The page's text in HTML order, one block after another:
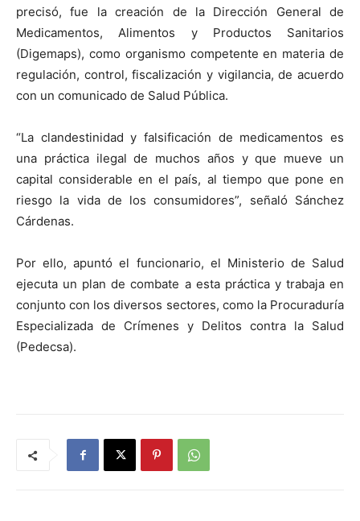
precisó, fue la creación de la Dirección General de
Medicamentos, Alimentos y Productos Sanitarios
(Digemaps), como organismo competente en materia de
regulación, control, fiscalización y vigilancia, de acuerdo
con un comunicado de Salud Pública.
“La clandestinidad y falsificación de medicamentos es
una práctica ilegal de muchos años y que mueve un
capital considerable en el país, al tiempo que pone en
riesgo la vida de los consumidores”, señaló Sánchez
Cárdenas.
Por ello, apuntó el funcionario, el Ministerio de Salud
ejecuta un plan de combate a esta práctica y trabaja en
conjunto con los diversos sectores, como la Procuraduría
Especializada de Crímenes y Delitos contra la Salud
(Pedecsa).